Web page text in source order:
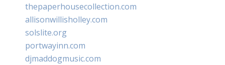
thepaperhousecollection.com
allisonwillisholley.com
solslite.org
portwayinn.com
djmaddogmusic.com